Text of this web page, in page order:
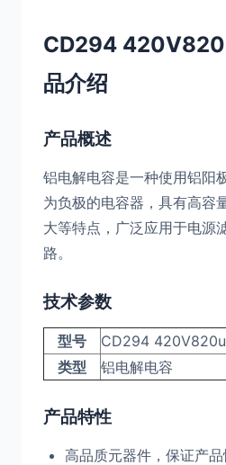
CD294
品介绍
产品概述
铝电解电容是一种使用铝阳
为负极的电容器，具有高容
大等特点，广泛应用于电源
路。
技术参数
型号
CD294
类型
铝电解电容
产品特性
高品质元器件，保证产